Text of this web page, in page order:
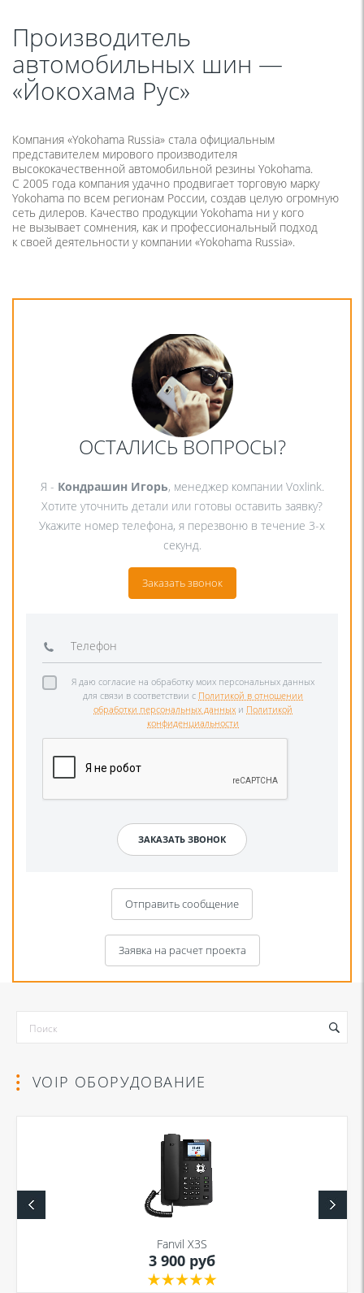
Производитель
автомобильных шин —
«Йокохама Рус»
Компания «Yokohama Russia» стала официальным
представителем мирового производителя
высококачественной автомобильной резины Yokohama.
С 2005 года компания удачно продвигает торговую марку
Yokohama по всем регионам России, создав целую огромную
сеть дилеров. Качество продукции Yokohama ни у кого
не вызывает сомнения, как и профессиональный подход
к своей деятельности у компании «Yokohama Russia».
ОСТАЛИСЬ ВОПРОСЫ?
Я - Кондрашин Игорь, менеджер компании Voxlink.
Хотите уточнить детали или готовы оставить заявку?
Укажите номер телефона, я перезвоню в течение 3-х
секунд.
Заказать звонок
Я даю согласие на обработку моих персональных данных
для связи в соответствии с Политикой в отношении
обработки персональных данных и Политикой
конфиденциальности
Отправить сообщение
Я даю согласие на обработку моих персональных данных для связи
Политикой в отношении обработки персональных
Политикой конфиденциальности
Заявка на расчет проекта
Я даю согласие на обработку моих персональных данных для связи
Политикой в отношении обработки персональных
VOIP ОБОРУДОВАНИЕ
Fanvil X3S
3 900 руб